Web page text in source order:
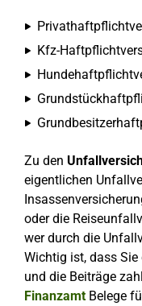
Kfz-
Zu den
eigentlichen
oder die
wer durch die
Wichtig ist, dass
und die Beiträge
FinanzamtBelege